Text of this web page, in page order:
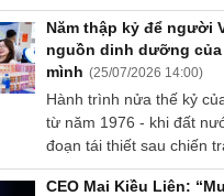
nội dung quan trọng
nâng cao năng lực điều
trưởng tiếp theo của Công
Năm thập kỷ để người
nguồn dinh dưỡng
mình (25/07/2026 14:00)
Hành trình nửa thế kỷ
từ năm 1976 - khi đất
đoạn tái thiết sau chiến
dinh dưỡng ở trẻ em lên
CEO Mai Kiều Liên: